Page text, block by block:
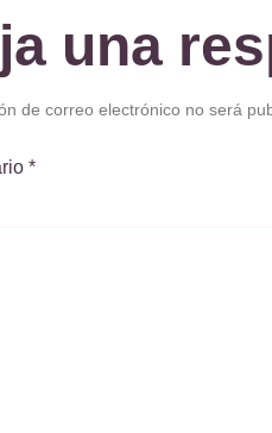
una
de correo electrónico no será
*